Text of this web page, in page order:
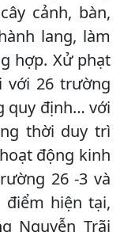
cảnh, bàn,
lang, làm
hợp. Xử phạt
với 26 trường
quy định… với
thời duy trì
động kinh
26 -3 và
điểm hiện tại,
Nguyễn Trãi